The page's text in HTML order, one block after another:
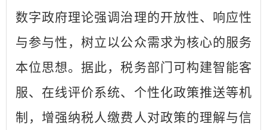
数字政府理论强调治理的开放性、响应性
与参与性，树立以公众需求为核心的服务
本位思想。据此，税务部门可构建智能客
服、在线评价系统、个性化政策推送等机
制，增强纳税人缴费人对政策的理解与信